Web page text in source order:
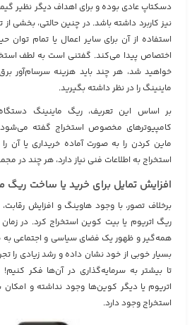
دسکتاپ عادی بوده و برای اهداف دیگر نظیر
نیز کاربرد داشته باشد. در چنین حالتی، بخشی
استفاده از آن برای سایر اعمال یا تمام توان
اختصاص پیدا می‌کند. گفتنی است به لطف
خواهید شد، هر چند باید هزینه سرسام‌آور
ماینینگ را در نظر داشته بگیرید.
بر اساس این تعریف، ریگ ماینینگ
ماین کردن را به صورت آماده خریداری یا آن
استخراج به اطلاعات فنی نیاز دارد، هر چند در
افزایش تمایل برای خرید یا ساخت ریگ
برخلاف تصور، با وجود هاوینگ و افزایش
ریگ اتریوم یا بیت کوین استخراج کرد. در زمان
همه‌گیر و ظهور یک فضای سیاسی و اجتماعی به طور
بسیار خوبی از خود نشان‌ داده و رشد زیادی را
تا بیشتر به سرمایه‌گذاری در آن‌ها فکر کنیم!
اتریوم یا دیگر کوین‌ها وجود نداشته و
استخراج وجود دارد.